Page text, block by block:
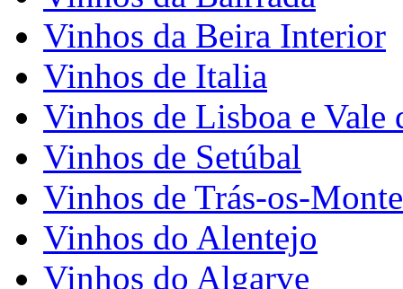
Vinhos da Beira Interior
Vinhos de Italia
Vinhos de Lisboa e Vale
Vinhos de Setúbal
Vinhos de Trás-os-
Vinhos do Alentejo
Vinhos do Algarve